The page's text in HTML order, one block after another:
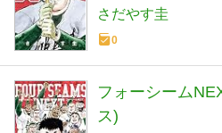
さだやす圭
0
フォーシーム
ス)